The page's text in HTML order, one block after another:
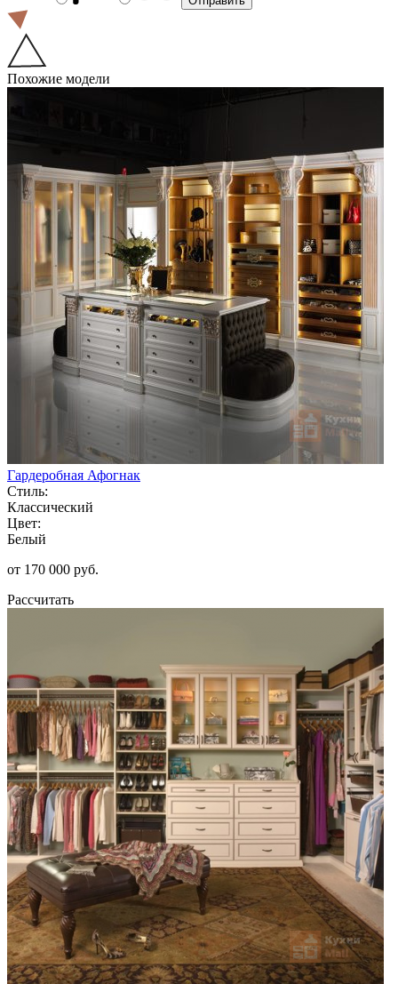
Похожие модели
Гардеробная Афогнак
Стиль:
Классический
Цвет:
Белый
от 170 000 руб.
Рассчитать